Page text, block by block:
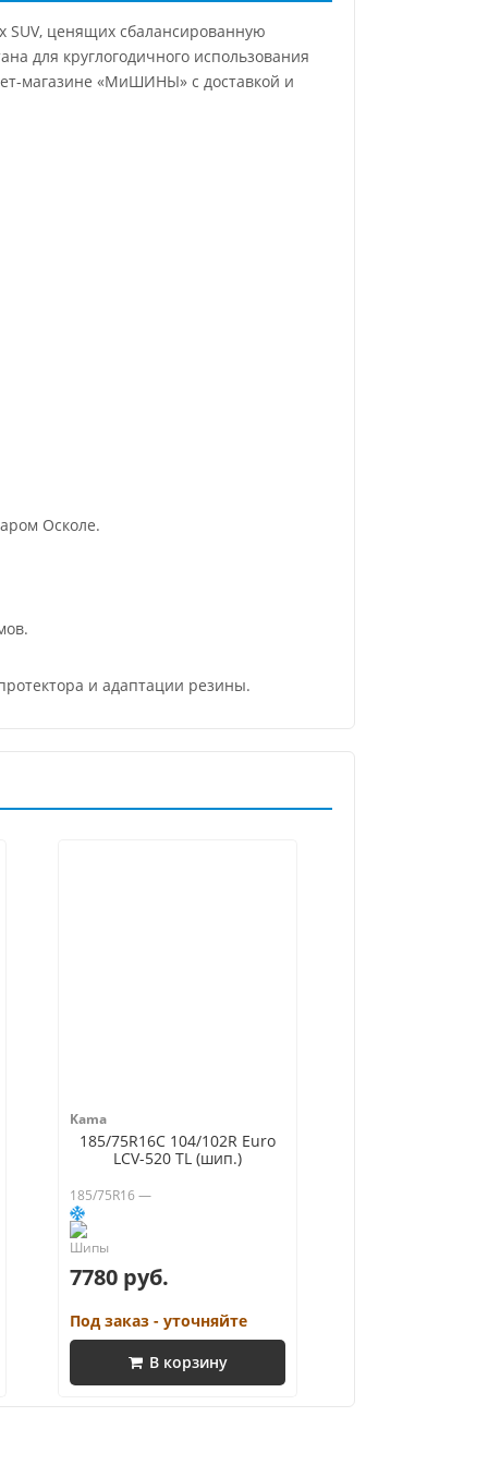
SUV, ценящих сбалансированную
для круглогодичного использования
магазине «МиШИНЫ» с доставкой и
Осколе.
и адаптации резины.
Kama
185/75R16C 104/102R Euro
LCV-520 TL (шип.)
185/75R16 —
7780 руб.
Под заказ - уточняйте
В корзину